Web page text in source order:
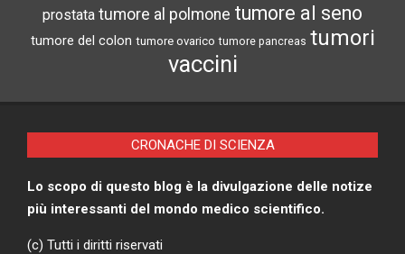
prostata tumore al polmone tumore al seno
tumore del colon tumore ovarico tumore pancreas tumori
vaccini
CRONACHE DI SCIENZA
Lo scopo di questo blog è la divulgazione delle notize
più interessanti del mondo medico scientifico.
(c) Tutti i diritti riservati